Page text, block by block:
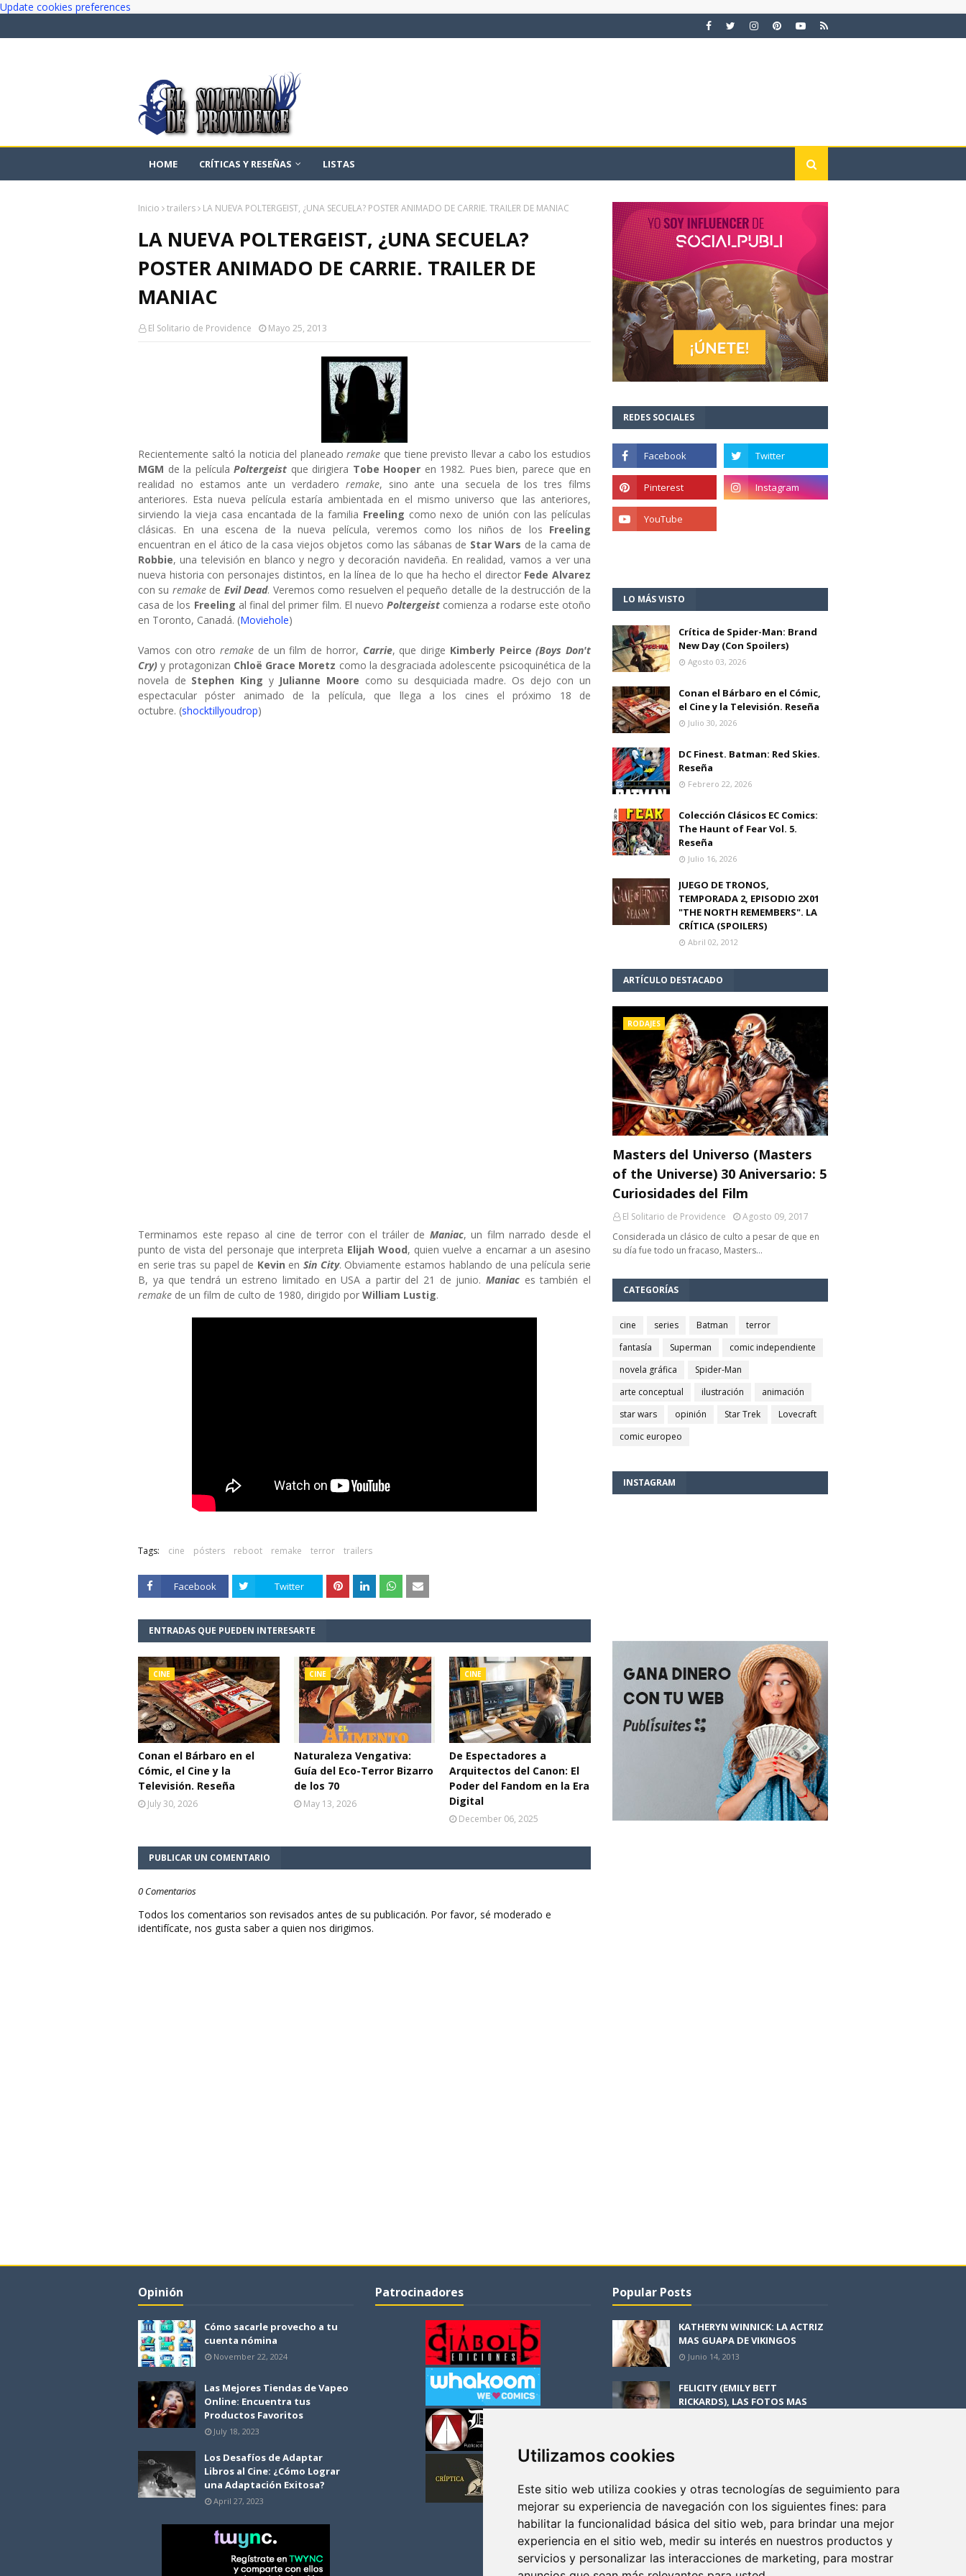
Utilizamos cookies
Este sitio web utiliza cookies y otras tecnologías de seguimiento para
mejorar su experiencia de navegación con los siguientes fines: para
habilitar la funcionalidad básica del sitio web, para brindar una mejor
experiencia en el sitio web, medir su interés en nuestros productos y
servicios y personalizar las interacciones de marketing, para mostrar
Update cookies preferences
HOME CRÍTICAS Y RESEÑAS LISTAS
Inicio trailers LA NUEVA POLTERGEIST, ¿UNA SECUELA? POSTER ANIMADO DE CARRIE. TRAILER DE MANIAC
LA NUEVA POLTERGEIST, ¿UNA SECUELA?
POSTER ANIMADO DE CARRIE. TRAILER DE
MANIAC
El Solitario de Providence Mayo 25, 2013
Recientemente saltó la noticia del planeadoremake que tiene previsto llevar a cabo los estudios
MGM de la películaPoltergeist que dirigiera Tobe Hooper en 1982. Pues bien, parece que en
realidad no estamos ante un verdadero remake, sino ante una secuela de los tres films
anteriores. Esta nueva película estaría ambientada en el mismo universo que las anteriores,
sirviendo la vieja casa encantada de la familia Freeling como nexo de unión con las películas
clásicas. En una escena de la nueva película, veremos como los niños de los Freeling
encuentran en el ático de la casa viejos objetos como las sábanas de Star Wars de la cama de
Robbie, una televisión en blanco y negro y decoración navideña. En realidad, vamos a ver una
nueva historia con personajes distintos, en la línea de lo que ha hecho el director Fede Alvarez
con su remake de Evil Dead. Veremos como resuelven el pequeño detalle de la destrucción de la
casa de los Freeling al final del primer film. El nuevoPoltergeist comienza a rodarse este otoño
en Toronto, Canadá. (Moviehole)
Vamos con otroremake de un film de horror, Carrie, que dirige Kimberly Peirce (Boys Don't
Cry) y protagonizan Chloë Grace Moretz como la desgraciada adolescente psicoquinética de la
novela de Stephen King y Julianne Moore como su desquiciada madre. Os dejo con un
espectacular póster animado de la película, que llega a los cines el próximo 18 de
octubre. (shocktillyoudrop)
Terminamos este repaso al cine de terror con el tráiler de Maniac, un film narrado desde el
punto de vista del personaje que interpreta Elijah Wood, quien vuelve a encarnar a un asesino
en serie tras su papel de Kevin en Sin City. Obviamente estamos hablando de una película serie
B, ya que tendrá un estreno limitado en USA a partir del 21 de junio. Maniac es también el
remake de un film de culto de 1980, dirigido por William Lustig.
Tags: cine pósters reboot remake terror trailers
Facebook Twitter
ENTRADAS QUE PUEDEN INTERESARTE
CINE
Conan el Bárbaro en el
Cómic, el Cine y la
Televisión. Reseña
July 30, 2026
CINE
Naturaleza Vengativa:
Guía del Eco-Terror Bizarro
de los 70
May 13, 2026
CINE
De Espectadores a
Arquitectos del Canon: El
Poder del Fandom en la Era
Digital
December 06, 2025
PUBLICAR UN COMENTARIO
0 Comentarios
Todos los comentarios son revisados antes de su publicación. Por favor, sé moderado e
identifícate, nos gusta saber a quien nos dirigimos.
REDES SOCIALES
LO MÁS VISTO
Crítica de Spider-Man: Brand
New Day (Con Spoilers)
Agosto 03, 2026
Conan el Bárbaro en el Cómic,
el Cine y la Televisión. Reseña
Julio 30, 2026
DC Finest. Batman: Red Skies.
Reseña
Febrero 22, 2026
Colección Clásicos EC Comics:
The Haunt of Fear Vol. 5.
Reseña
Julio 16, 2026
JUEGO DE TRONOS,
TEMPORADA 2, EPISODIO 2X01
"THE NORTH REMEMBERS". LA
CRÍTICA (SPOILERS)
Abril 02, 2012
ARTÍCULO DESTACADO
RODAJES
Masters del Universo (Masters
of the Universe) 30 Aniversario: 5
Curiosidades del Film
El Solitario de Providence
Agosto 09, 2017
Considerada un clásico de culto a pesar de que en
su día fue todo un fracaso, Masters…
CATEGORÍAS
cine series Batman
terror
fantasía
Superman
comic independiente
novela gráfica
Spider-Man
arte conceptual
ilustración
animación
star wars
opinión Star Trek
Lovecraft
comic europeo
INSTAGRAM
Opinión
Cómo sacarle provecho a tu
cuenta nómina
November 22, 2024
Las Mejores Tiendas de Vapeo
Online: Encuentra tus
Productos Favoritos
July 18, 2023
Los Desafíos de Adaptar
Libros al Cine: ¿Cómo Lograr
una Adaptación Exitosa?
April 27, 2023
Patrocinadores Popular Posts
KATHERYN WINNICK: LA ACTRIZ
MAS GUAPA DE VIKINGOS
Junio 14, 2013
FELICITY (EMILY BETT
RICKARDS), LAS FOTOS MAS
HISTORIA. EPISODIO 3. LA
CRITICA
Mayo 17, 2012